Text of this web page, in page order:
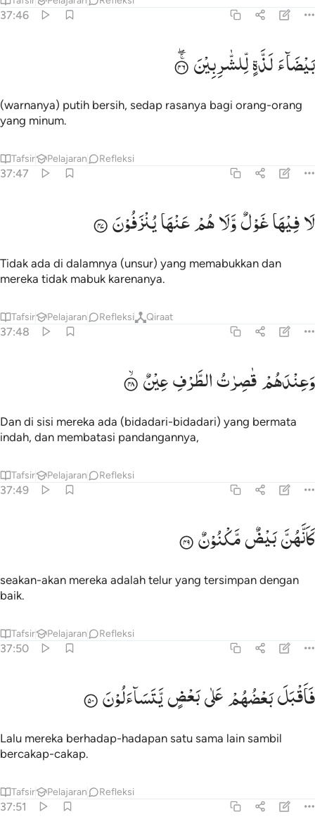
37:46
بيضاء لذة للشاربين ٤٦
بَيْضَآءَ لَذَّةٍۢ لِّلشَّـٰرِبِينَ ٤٦
بَیْضَآءَلَذَّةٍلِّلشّٰرِبِیْنَ
(warnanya) putih bersih, sedap rasanya bagi orang-orang
yang minum.
Tafsir Pelajaran Refleksi
37:47
لا فيها غول ولا هم عنها ينزفون ٤٧
لَا فِيهَا غَوْلٌۭ وَلَا هُمْ عَنْهَا يُنزَفُونَ ٤٧
لَافِیْهَاغَوْلٌوَّلَاهُمْعَنْهَایُنْزَفُوْنَ
Tidak ada di dalamnya (unsur) yang memabukkan dan
mereka tidak mabuk karenanya.
Tafsir Pelajaran Refleksi Qiraat
37:48
وعندهم قاصرات الطرف عين ٤٨
وَعِندَهُمْ قَـٰصِرَٰتُ ٱلطَّرْفِ عِينٌۭ ٤٨
وَعِنْدَهُمْقٰصِرٰتُالطَّرْفِعِیْنٌ
Dan di sisi mereka ada (bidadari-bidadari) yang bermata
indah, dan membatasi pandangannya,
Tafsir Pelajaran Refleksi
37:49
كانهن بيض مكنون ٤٩
كَأَنَّهُنَّ بَيْضٌۭ مَّكْنُونٌۭ ٤٩
كَاَنَّهُنَّبَیْضٌمَّكْنُوْنٌ
seakan-akan mereka adalah telur yang tersimpan dengan
baik.
Tafsir Pelajaran Refleksi
37:50
فاقبل بعضهم على بعض يتساءلون ٥٠
فَأَقْبَلَ بَعْضُهُمْ عَلَىٰ بَعْضٍۢ يَتَسَآءَلُونَ ٥٠
فَاَقْبَلَبَعْضُهُمْعَلٰیبَعْضٍیَّتَسَآءَلُوْنَ
Lalu mereka berhadap-hadapan satu sama lain sambil
bercakap-cakap.
Tafsir Pelajaran Refleksi
37:51